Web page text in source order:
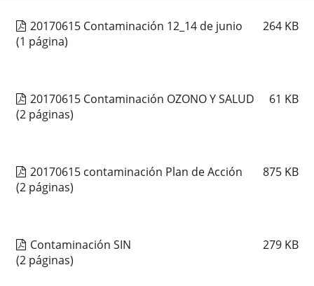
20170615 Contaminación 12_14 de junio 264 KB
(1 página)
20170615 Contaminación OZONO Y SALUD 61 KB
(2 páginas)
20170615 contaminación Plan de Acción 875 KB
(2 páginas)
Contaminación SIN 279 KB
(2 páginas)